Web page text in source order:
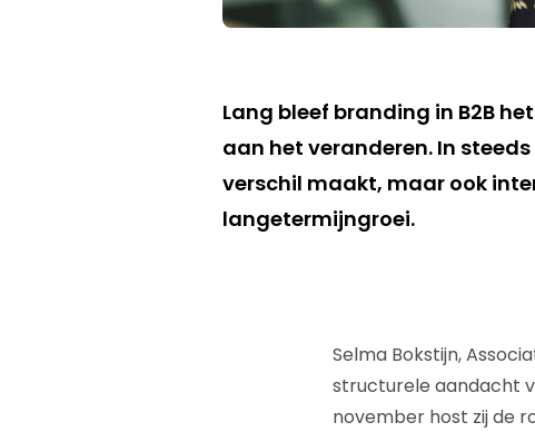
Lang bleef branding in B2B
aan het veranderen. In
verschil maakt, maar ook
langetermijngroei.
Selma Bokstijn,
structurele aandacht
november host zij de